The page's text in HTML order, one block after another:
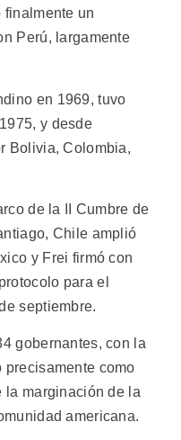
finalmente un
Perú, largamente
en 1969, tuvo
y desde
Bolivia, Colombia,
de la II Cumbre de
Chile amplió
y Frei firmó con
para el
septiembre.
gobernantes, con la
como
la marginación de la
americana.